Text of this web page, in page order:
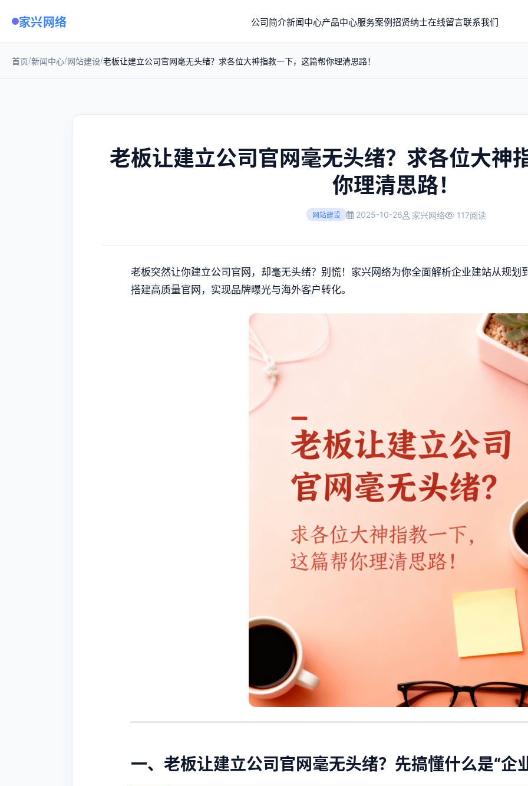
家兴网络 公司简介新闻中心产品中心服务案例招贤纳士在线留言联系我们
首页/新闻中心/网站建设/老板让建立公司官网毫无头绪？求各位大神指教一下，这篇帮你理清思路！
老板让建立公司官网毫无头绪？求各位大神
你理清思路！
网站建设 2025-10-26 家兴网络 117阅读
老板突然让你建立公司官网，却毫无头绪？别慌！家兴网络为你全面解析企业建站从规划
搭建高质量官网，实现品牌曝光与海外客户转化。
一、老板让建立公司官网毫无头绪？先搞懂什么是“企